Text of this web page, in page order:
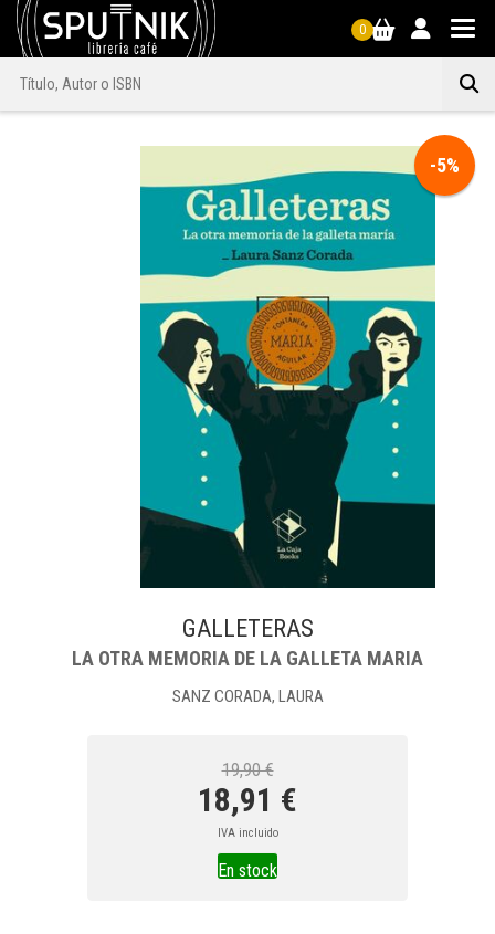
0
-5%
GALLETERAS
LA OTRA MEMORIA DE LA GALLETA MARIA
SANZ CORADA, LAURA
19,90 €
18,91 €
IVA incluido
En stock